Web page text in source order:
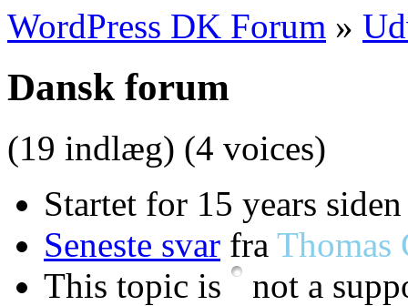
WordPress DK Forum »
Dansk forum
(19 indlæg) (4 voices)
Startet for 15 years
Seneste svar fra Thomas
This topic is
not a